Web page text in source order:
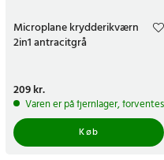
Microplane krydderikværn
2in1 antracitgrå
Pris:209 kr.
209 kr.
Varen er på fjernlager,
Køb